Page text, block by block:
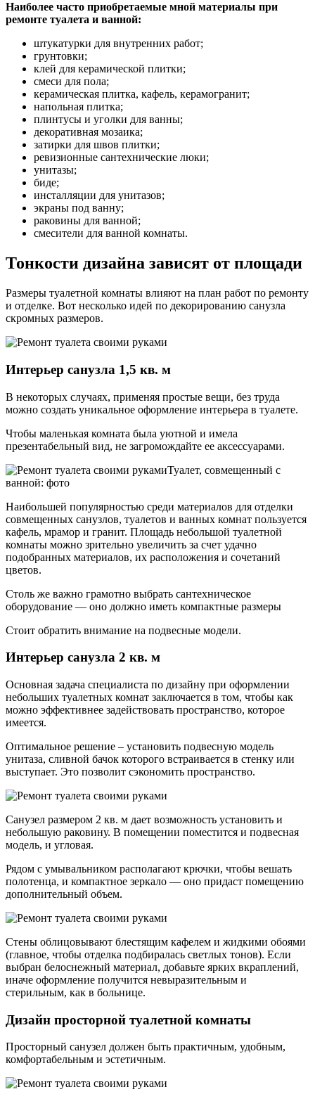
Наиболее часто приобретаемые мной материалы при
ремонте туалета и ванной:
штукатурки для внутренних работ;
грунтовки;
клей для керамической плитки;
смеси для пола;
керамическая плитка, кафель, керамогранит;
напольная плитка;
плинтусы и уголки для ванны;
декоративная мозаика;
затирки для швов плитки;
ревизионные сантехнические люки;
унитазы;
биде;
инсталляции для унитазов;
экраны под ванну;
раковины для ванной;
смесители для ванной комнаты.
Тонкости дизайна зависят от площади
Размеры туалетной комнаты влияют на план работ по ремонту
и отделке. Вот несколько идей по декорированию санузла
скромных размеров.
Интерьер санузла 1,5 кв. м
В некоторых случаях, применяя простые вещи, без труда
можно создать уникальное оформление интерьера в туалете.
Чтобы маленькая комната была уютной и имела
презентабельный вид, не загромождайте ее аксессуарами.
Туалет, совмещенный с
ванной: фото
Наибольшей популярностью среди материалов для отделки
совмещенных санузлов, туалетов и ванных комнат пользуется
кафель, мрамор и гранит. Площадь небольшой туалетной
комнаты можно зрительно увеличить за счет удачно
подобранных материалов, их расположения и сочетаний
цветов.
Столь же важно грамотно выбрать сантехническое
оборудование — оно должно иметь компактные размеры
Стоит обратить внимание на подвесные модели.
Интерьер санузла 2 кв. м
Основная задача специалиста по дизайну при оформлении
небольших туалетных комнат заключается в том, чтобы как
можно эффективнее задействовать пространство, которое
имеется.
Оптимальное решение – установить подвесную модель
унитаза, сливной бачок которого встраивается в стенку или
выступает. Это позволит сэкономить пространство.
Санузел размером 2 кв. м дает возможность установить и
небольшую раковину. В помещении поместится и подвесная
модель, и угловая.
Рядом с умывальником располагают крючки, чтобы вешать
полотенца, и компактное зеркало — оно придаст помещению
дополнительный объем.
Стены облицовывают блестящим кафелем и жидкими обоями
(главное, чтобы отделка подбиралась светлых тонов). Если
выбран белоснежный материал, добавьте ярких вкраплений,
иначе оформление получится невыразительным и
стерильным, как в больнице.
Дизайн просторной туалетной комнаты
Просторный санузел должен быть практичным, удобным,
комфортабельным и эстетичным.